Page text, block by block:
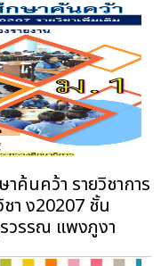
ค้นคว้า รายวิชาการ
า ง20207 ชั้น
วรรณ แพงภูงา